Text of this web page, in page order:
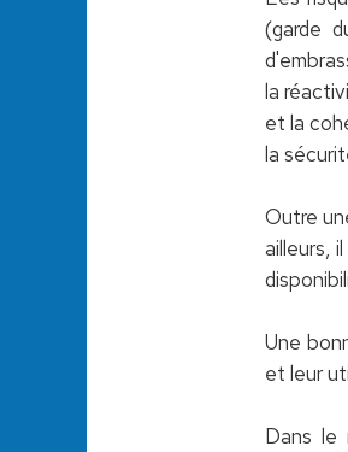
(garde
la
et la
la
Outre
ailleurs,
Une
et leur
Dans le